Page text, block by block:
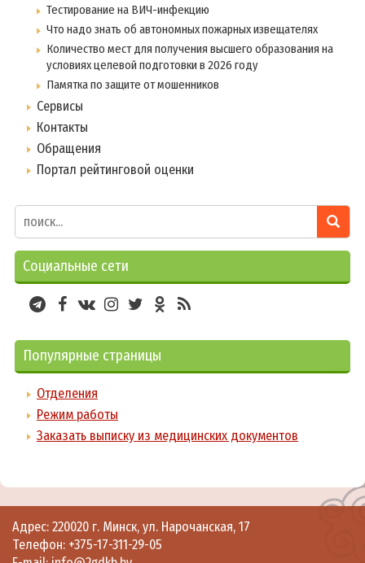
Тестирование на ВИЧ-инфекцию
Что надо знать об автономных пожарных извещателях
Количество мест для получения высшего образования на
условиях целевой подготовки в 2026 году
Памятка по защите от мошенников
Сервисы
Контакты
Обращения
Портал рейтинговой оценки
Социальные сети
Популярные страницы
Отделения
Режим работы
Заказать выписку из медицинских документов
Адрес: 220020 г. Минск, ул. Нарочанская, 17
Телефон: +375-17-311-29-05